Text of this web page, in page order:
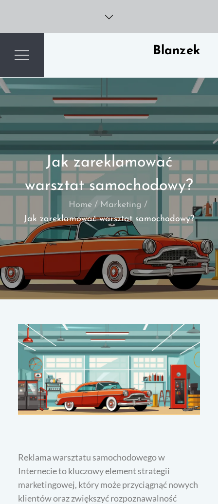
content
Blanzek
Jak zareklamować
warsztat samochodowy?
Home
Marketing
Jak zareklamować warsztat samochodowy?
Reklama warsztatu samochodowego w
Internecie to kluczowy element strategii
marketingowej, który może przyciągnąć nowych
klientów oraz zwiększyć rozpoznawalność